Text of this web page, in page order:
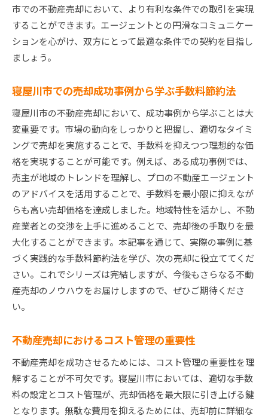
市での不動産売却において、より有利な条件での取引を実現
することができます。エージェントとの円滑なコミュニケー
ションを心がけ、双方にとって最適な条件での契約を目指し
ましょう。
寝屋川市での売却成功事例から学ぶ手数料節約法
寝屋川市の不動産売却において、成功事例から学ぶことは大
変重要です。市場の動向をしっかりと把握し、適切なタイミ
ングで売却を実施することで、手数料を抑えつつ理想的な価
格を実現することが可能です。例えば、ある成功事例では、
売主が地域のトレンドを理解し、プロの不動産エージェント
のアドバイスを活用することで、手数料を最小限に抑えなが
らも高い売却価格を達成しました。地域特性を活かし、不動
産業者との交渉を上手に進めることで、売却後の手取りを最
大化することができます。本記事を通じて、実際の事例に基
づく実践的な手数料節約法を学び、次の売却に役立ててくだ
さい。これでシリーズは完結しますが、今後もさらなる不動
産売却のノウハウをお届けしますので、ぜひご期待くださ
い。
不動産売却におけるコスト管理の重要性
不動産売却を成功させるためには、コスト管理の重要性を理
解することが不可欠です。寝屋川市においては、適切な手数
料の設定とコスト管理が、売却価格を最大限に引き上げる鍵
となります。無駄な費用を抑えるためには、売却前に詳細な